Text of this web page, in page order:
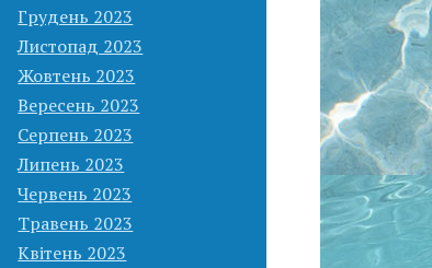
Грудень 2023
Листопад 2023
Жовтень 2023
Вересень 2023
Серпень 2023
Липень 2023
Червень 2023
Травень 2023
Квітень 2023